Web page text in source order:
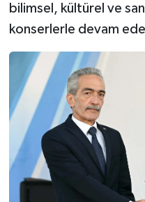
bilimsel, kültürel ve
konserlerle devam